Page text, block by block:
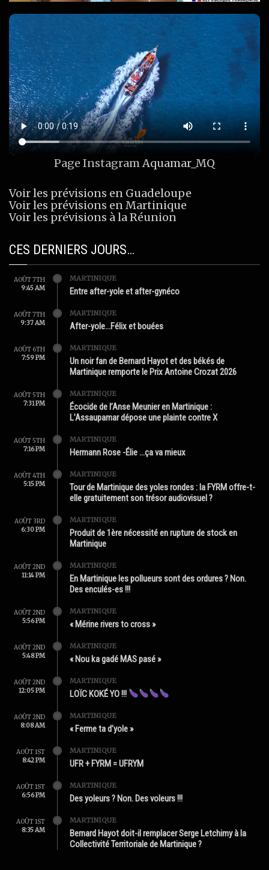
Page InstagramAquamar_MQ
Voir les prévisions en Guadeloupe
Voir les prévisions en Martinique
Voir les prévisions à la Réunion
CES DERNIERS JOURS…
AOÛT 7TH
9:45 AM
MARTINIQUE
Entre after-yole et after-gynéco
AOÛT 7TH
9:37 AM
MARTINIQUE
After-yole…Félix et bouées
AOÛT 6TH
7:59 PM
MARTINIQUE
Un noir fan de Bernard Hayot et des békés de
Martinique remporte le Prix Antoine Crozat 2026
AOÛT 5TH
7:31 PM
MARTINIQUE
Écocide de l’Anse Meunier en Martinique :
L’Assaupamar dépose une plainte contre X
AOÛT 5TH
7:16 PM
MARTINIQUE
Hermann Rose -Élie …ça va mieux
AOÛT 4TH
5:15 PM
MARTINIQUE
Tour de Martinique des yoles rondes : la FYRM offre-t-
elle gratuitement son trésor audiovisuel ?
AOÛT 3RD
6:30 PM
MARTINIQUE
Produit de 1ère nécessité en rupture de stock en
Martinique
AOÛT 2ND
11:14 PM
MARTINIQUE
En Martinique les pollueurs sont des ordures ? Non.
Des enculés-es !!!
AOÛT 2ND
5:56 PM
MARTINIQUE
« Mérine rivers to cross »
AOÛT 2ND
5:48 PM
MARTINIQUE
« Nou ka gadé MAS pasé »
AOÛT 2ND
12:05 PM
MARTINIQUE
LOÏC KOKÉ YO !!!
AOÛT 2ND
8:08 AM
MARTINIQUE
« Ferme ta d’yole »
AOÛT 1ST
8:42 PM
MARTINIQUE
UFR + FYRM = UFRYM
AOÛT 1ST
6:56 PM
MARTINIQUE
Des yoleurs ? Non. Des voleurs !!!
AOÛT 1ST
8:35 AM
MARTINIQUE
Bernard Hayot doit-il remplacer Serge Letchimy à la
Collectivité Territoriale de Martinique ?